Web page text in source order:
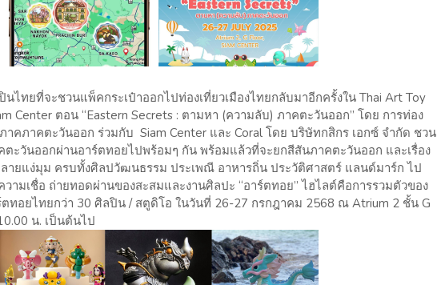
ไทยที่จะชวนแพ็คกระเป๋าออกไปท่องเที่ยวเมืองไทยกลับมาอีกครั้งใน Thai Art Toy
Center ตอน “Eastern Secrets : ตามหา (ความลับ) ภาคตะวันออก” โดย การท่อง
าคภาคตะวันออก ร่วมกับ Siam Center และ Coral โดย บริษัทกสิกร เอกซ์ จำกัด ชวน
ตะวันออกผ่านอาร์ตทอยไปพร้อมๆ กัน พร้อมแล้วที่จะยกสีสันภาคตะวันออก และเรื่อง
ลายแง่มุม ครบทั้งศิลปวัฒนธรรม ประเพณี อาหารถิ่น ประวัติศาสตร์ แลนด์มาร์ก ไป
วามเชื่อ ถ่ายทอดผ่านของสะสมและงานศิลปะ “อาร์ตทอย” ไฮไลต์คือการรวมตัวของ
ทอยไทยกว่า 30 ศิลปิน / สตูดิโอ ในวันที่ 26-27 กรกฎาคม 2568 ณ Atrium 2 ชั้น G
น. เป็นต้นไป